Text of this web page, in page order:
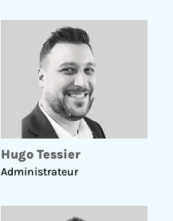
Hugo Tessier
Administrateur